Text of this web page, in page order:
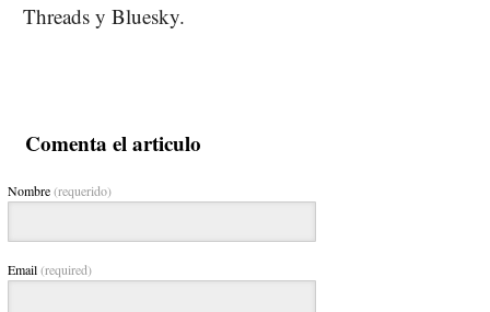
Threads y Bluesky.
Comenta el articulo
Nombre(requerido)
Email(required)